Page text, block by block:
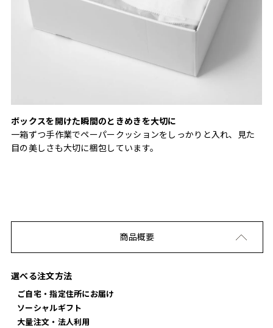
ボックスを開けた瞬間のときめきを大切に
一箱ずつ手作業でペーパークッションをしっかりと入れ、見た
目の美しさも大切に梱包しています。
商品概要
選べる注文方法
ご自宅・指定住所にお届け
ソーシャルギフト
大量注文・法人利用